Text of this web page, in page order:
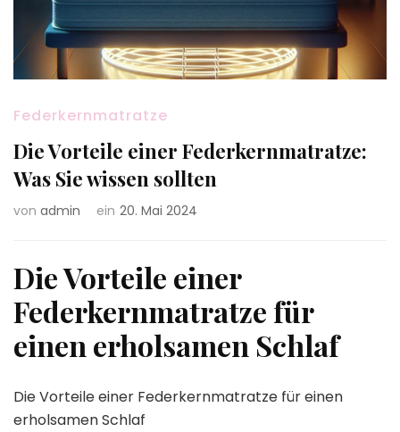
Federkernmatratze
Die Vorteile einer Federkernmatratze:
Was Sie wissen sollten
von admin ein 20. Mai 2024
Die Vorteile einer
Federkernmatratze für
einen erholsamen Schlaf
Die Vorteile einer Federkernmatratze für einen
erholsamen Schlaf